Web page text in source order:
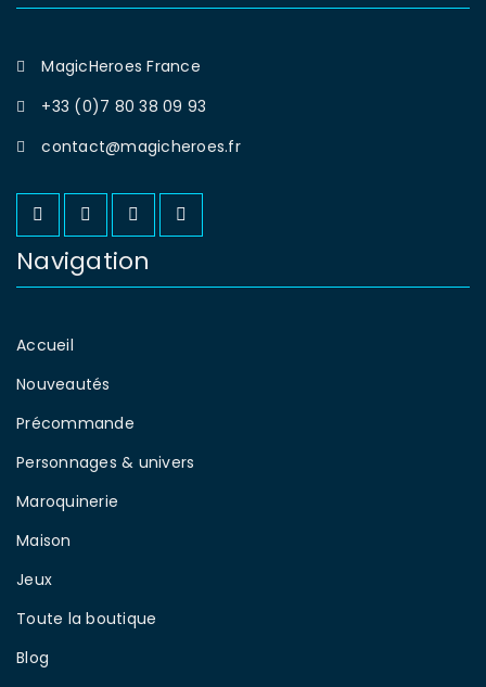
MagicHeroes France
+33 (0)7 80 38 09 93
contact@magicheroes.fr
Navigation
Accueil
Nouveautés
Précommande
Personnages & univers
Maroquinerie
Maison
Jeux
Toute la boutique
Blog